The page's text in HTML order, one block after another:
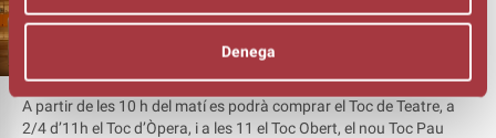
Denega
AQUEST DISSABTE, A LA VENDA ELS
ESPECTACLES DE LA PROPERA TARDOR
DEL TEATRE KURSAAL DE MANRESA
A partir de les 10 h del matí es podrà comprar el Toc de Teatre, a
2/4 d’11h el Toc d’Òpera, i a les 11 el Toc Obert, el nou Toc Pau